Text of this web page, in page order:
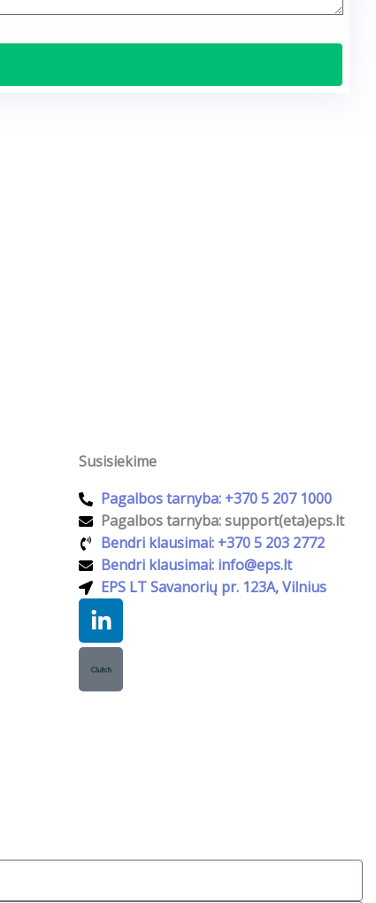
Susisiekime
Pagalbos tarnyba: +370 5 207 1000
Pagalbos tarnyba: support(eta)eps.lt
Bendri klausimai: +370 5 203 2772
Bendri klausimai: info@eps.lt
EPS LT Savanorių pr. 123A, Vilnius
Linkedin-
in